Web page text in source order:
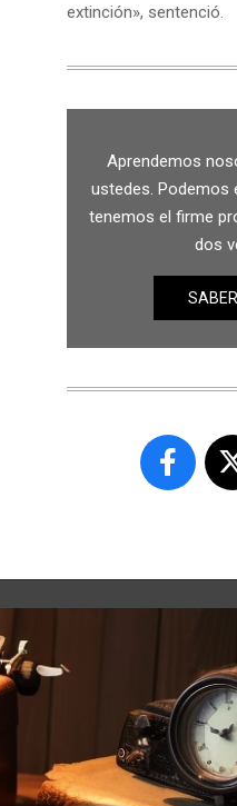
extinción», sentenció.
Aprendemos
ustedes. Podemos
tenemos el firme
dos